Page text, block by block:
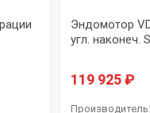
Эндомотор
угл. наконеч.
119 925₽
Производитель: